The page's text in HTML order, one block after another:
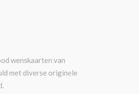
wenskaarten van
met diverse originele